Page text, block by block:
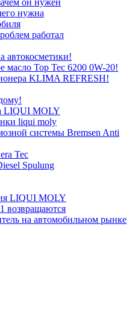
он нужен
нужна
работал
автокосметики!
масло Top Tec 6200 0W-20!
KLIMA REFRESH!
LIQUI MOLY
liqui moly
системы Bremsen Anti
Tec
Spulung
LIQUI MOLY
возвращаются
на автомобильном рынке